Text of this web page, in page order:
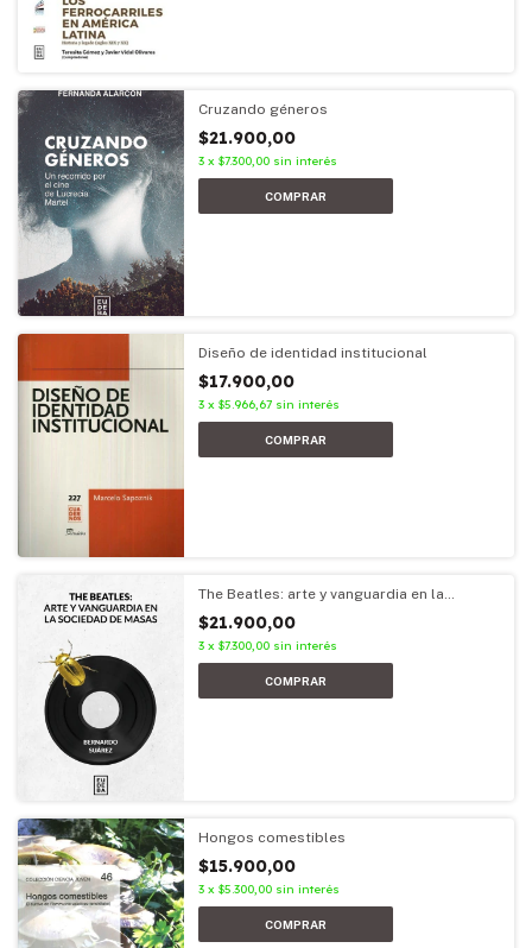
Cruzando géneros
$21.900,00
3 x $7.300,00 sin interés
Diseño de identidad institucional
$17.900,00
3 x $5.966,67 sin interés
The Beatles: arte y vanguardia en la
$21.900,00
3 x $7.300,00 sin interés
Hongos comestibles
$15.900,00
3 x $5.300,00 sin interés